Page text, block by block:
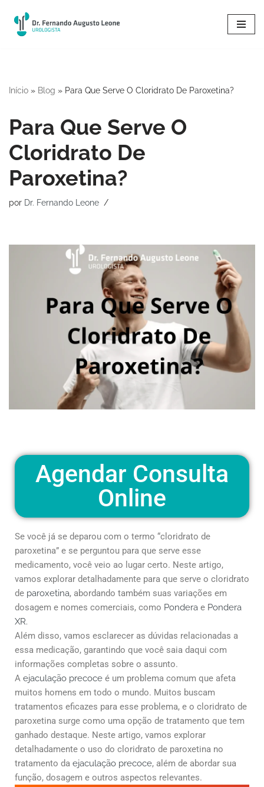
Pular
Início » Blog » Para Que Serve O Cloridrato De Paroxetina?
Para Que Serve O
Cloridrato De
Paroxetina?
por Dr. Fernando Leone
Agendar Consulta
Online
Se você já se deparou com o termo “cloridrato de
paroxetina” e se perguntou para que serve esse
medicamento, você veio ao lugar certo. Neste artigo,
vamos explorar detalhadamente para que serve o cloridrato
de paroxetina, abordando também suas variações em
dosagem e nomes comerciais, como Pondera e Pondera
XR.
Além disso, vamos esclarecer as dúvidas relacionadas a
essa medicação, garantindo que você saia daqui com
informações completas sobre o assunto.
A ejaculação precoce é um problema comum que afeta
muitos homens em todo o mundo. Muitos buscam
tratamentos eficazes para esse problema, e o cloridrato de
paroxetina surge como uma opção de tratamento que tem
ganhado destaque. Neste artigo, vamos explorar
detalhadamente o uso do cloridrato de paroxetina no
tratamento da ejaculação precoce, além de abordar sua
função, dosagem e outros aspectos relevantes.